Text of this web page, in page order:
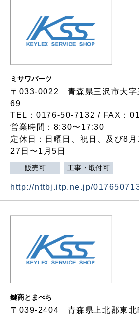
ミサワパーツ
〒033-0022 青森県三沢市大字
69
TEL：0176-50-7132 / FAX：
営業時間：8:30〜17:30
定休日：日曜日、祝日、及び8
27日〜1月5日
販売可 工事・取付可
http://nttbj.itp.ne.jp/
鍵商とまべち
〒039-2404 青森県上北郡東北